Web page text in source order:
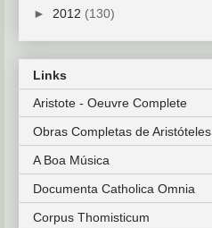
► 2012 (130)
Links
Aristote - Oeuvre Complete
Obras Completas de Aristóteles
A Boa Música
Documenta Catholica Omnia
Corpus Thomisticum